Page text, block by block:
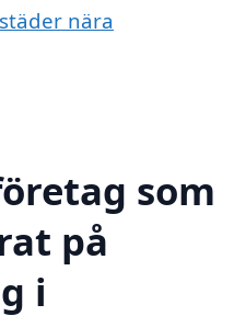
nära
som
på
i